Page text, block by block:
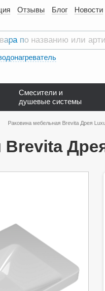
Отзывы Блог Новости
Смесители и
душевые системы
Раковина мебельная Brevita Дрея